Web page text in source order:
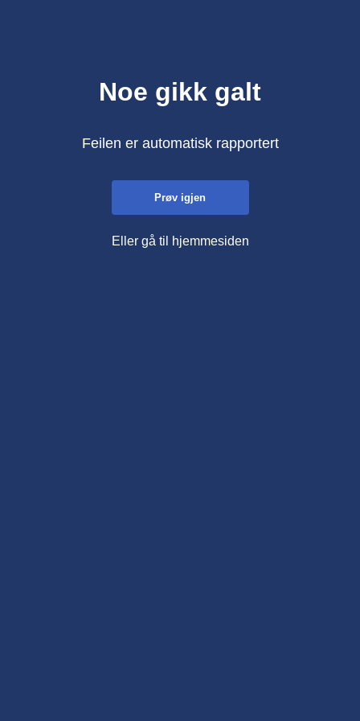
Noe gikk galt
Feilen er automatisk rapportert
Prøv igjen
Eller gå til hjemmesiden